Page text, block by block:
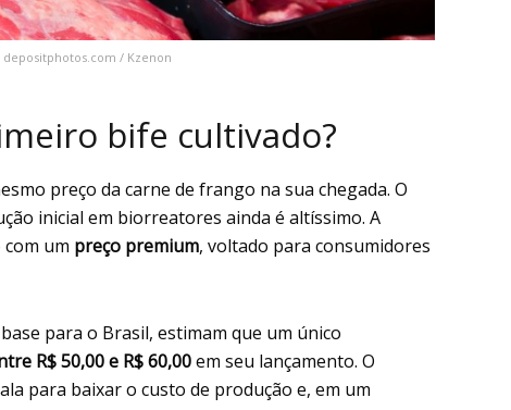
depositphotos.com / Kzenon
bife cultivado?
preço da carne de frango na sua chegada. O
inicial em biorreatores ainda é altíssimo. A
um preço premium, voltado para consumidores
para o Brasil, estimam que um único
R$ 50,00 e R$ 60,00em seu lançamento. O
para baixar o custo de produção e, em um